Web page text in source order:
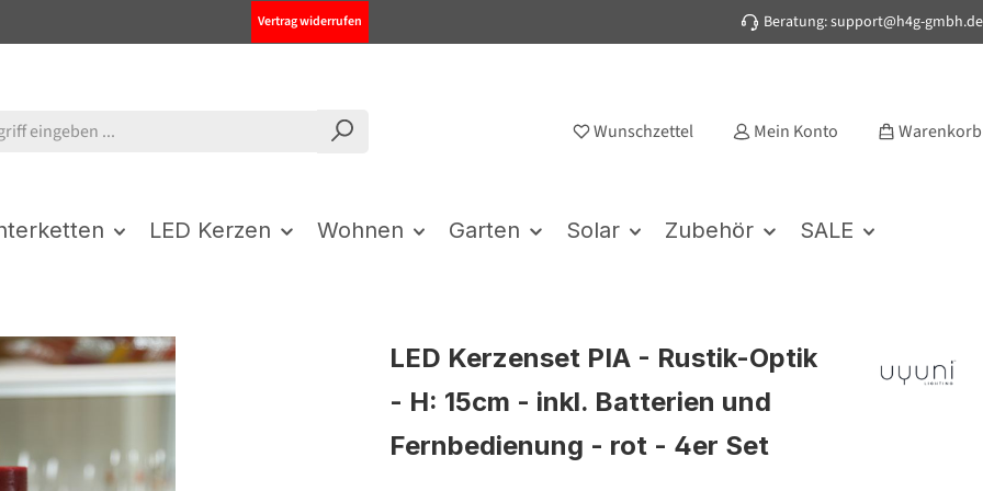
Vertrag widerrufen Beratung: support@h4g-gmbh.de
Wunschzettel Mein Konto Warenkorb
LED Kerzen Wohnen Garten Solar Zubehör SALE
LED Kerzenset PIA - Rustik-Optik
- H: 15cm - inkl. Batterien und
Fernbedienung - rot - 4er Set